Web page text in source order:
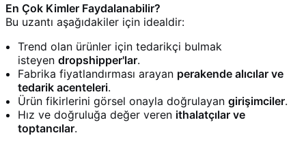
En Çok Kimler Faydalanabilir?
Bu uzantı aşağıdakiler için idealdir:
Trend olan ürünler için tedarikçi bulmak
isteyen dropshipper'lar.
Fabrika fiyatlandırması arayan perakende alıcılar ve
tedarik acenteleri.
Ürün fikirlerini görsel onayla doğrulayan girişimciler.
Hız ve doğruluğa değer veren ithalatçılar ve
toptancılar.